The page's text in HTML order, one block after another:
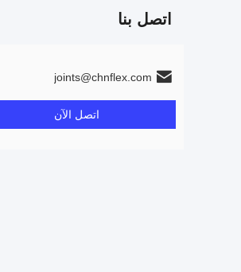
اتصل بنا
joints@chnflex.com
اتصل الآن